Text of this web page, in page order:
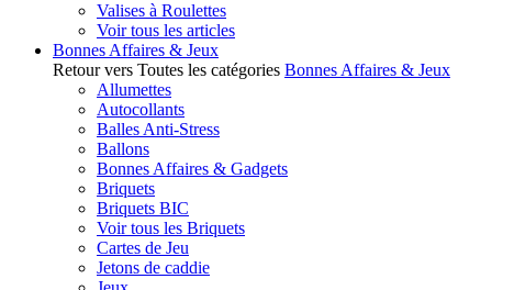
Valises à Roulettes
Voir tous les articles
Bonnes Affaires & Jeux
Retour vers Toutes les catégories Bonnes Affaires & Jeux
Allumettes
Autocollants
Balles Anti-Stress
Ballons
Bonnes Affaires & Gadgets
Briquets
Briquets BIC
Voir tous les Briquets
Cartes de Jeu
Jetons de caddie